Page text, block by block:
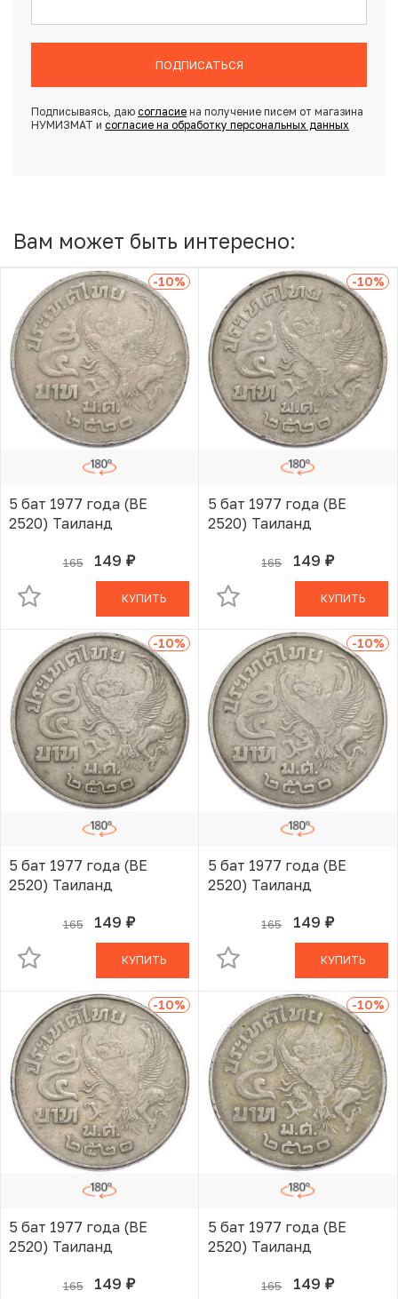
ПОДПИСАТЬСЯ
Подписываясь, даю согласиена получение писем от магазина
НУМИЗМАТ и согласие на обработку персональных данных
Вам может быть интересно:
-10%
5 бат 1977 года (BE
2520) Таиланд
165 149 руб.
В КОРЗИНЕ
КУПИТЬ
-10%
5 бат 1977 года (BE
2520) Таиланд
165 149 руб.
В КОРЗИНЕ
КУПИТЬ
-10%
5 бат 1977 года (BE
2520) Таиланд
165 149 руб.
В КОРЗИНЕ
КУПИТЬ
-10%
5 бат 1977 года (BE
2520) Таиланд
165 149 руб.
В КОРЗИНЕ
КУПИТЬ
-10%
5 бат 1977 года (BE
2520) Таиланд
165 149 руб.
В КОРЗИНЕ
-10%
5 бат 1977 года (BE
2520) Таиланд
165 149 руб.
В КОРЗИНЕ